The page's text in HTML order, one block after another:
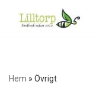
Hem » Övrigt